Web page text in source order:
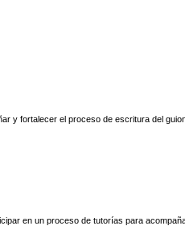
y fortalecer el proceso de escritura del
en un proceso de tutorías para